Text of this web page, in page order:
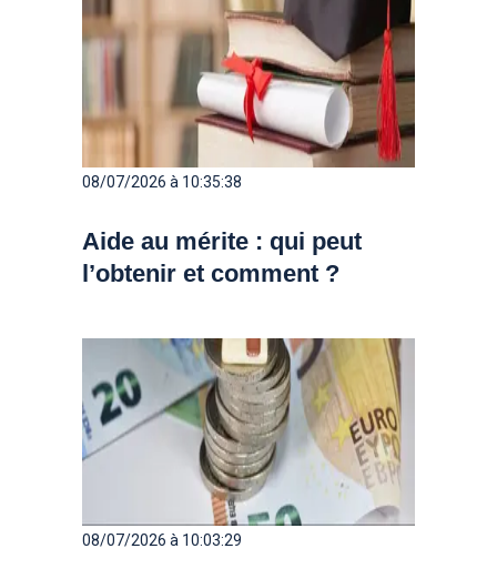
08/07/2026 à 10:35:38
Aide au mérite : qui peut
l’obtenir et comment ?
08/07/2026 à 10:03:29